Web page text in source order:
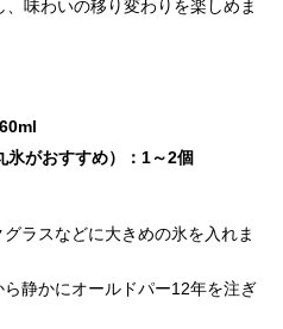
味わいの移り変わりを楽しめま
氷がおすすめ）：1～2個
ラスなどに大きめの氷を入れま
静かにオールドパー12年を注ぎ